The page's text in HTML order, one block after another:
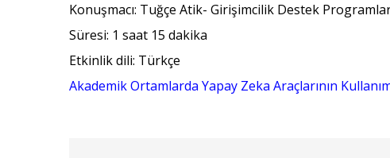
Konuşmacı: Tuğçe Atik- Girişimcilik Destek
Süresi: 1 saat 15 dakika
Etkinlik dili: Türkçe
Akademik Ortamlarda Yapay Zeka Araçlarının